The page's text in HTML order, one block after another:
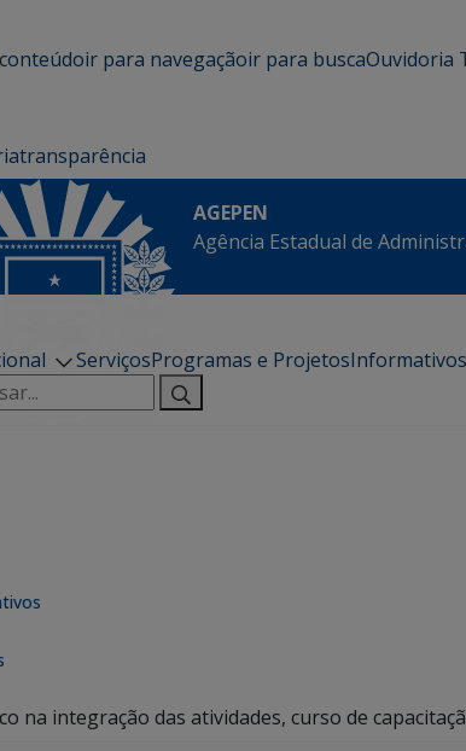
ir para navegaçãoir para buscaOuvidoria
transparência
AGEPEN
Agência Estadual de
ServiçosProgramas e ProjetosInformativos
na integração das atividades, curso de